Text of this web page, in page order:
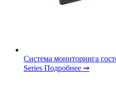
Система мониторинга
Series Подробнее ➞